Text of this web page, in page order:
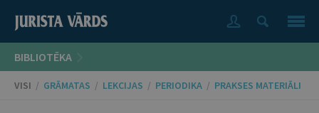
BIBLIOTĒKA
VISI / GRĀMATAS / LEKCIJAS / PERIODIKA / PRAKSES MATERIĀLI